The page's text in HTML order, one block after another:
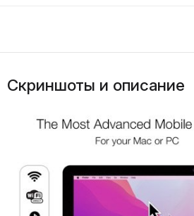
Скриншоты и описание